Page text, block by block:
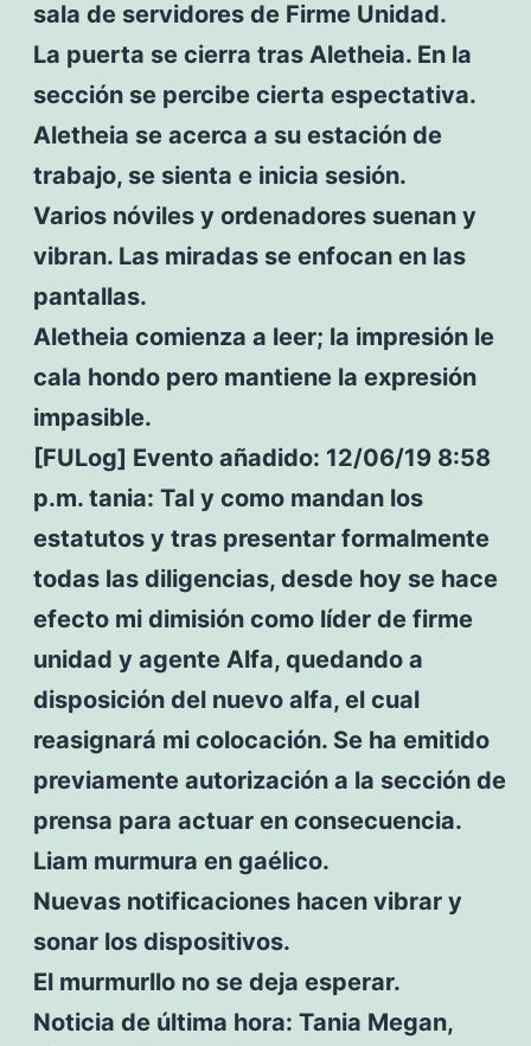
sala de servidores de Firme Unidad.
La puerta se cierra tras Aletheia. En la
sección se percibe cierta espectativa.
Aletheia se acerca a su estación de
trabajo, se sienta e inicia sesión.
Varios nóviles y ordenadores suenan y
vibran. Las miradas se enfocan en las
pantallas.
Aletheia comienza a leer; la impresión le
cala hondo pero mantiene la expresión
impasible.
[FULog] Evento añadido: 12/06/19 8:58
p.m. tania: Tal y como mandan los
estatutos y tras presentar formalmente
todas las diligencias, desde hoy se hace
efecto mi dimisión como líder de firme
unidad y agente Alfa, quedando a
disposición del nuevo alfa, el cual
reasignará mi colocación. Se ha emitido
previamente autorización a la sección de
prensa para actuar en consecuencia.
Liam murmura en gaélico.
Nuevas notificaciones hacen vibrar y
sonar los dispositivos.
El murmurllo no se deja esperar.
Noticia de última hora: Tania Megan,